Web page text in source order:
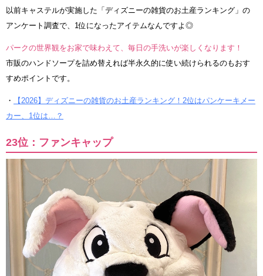
以前キャステルが実施した「ディズニーの雑貨のお土産ランキング」の
アンケート調査で、1位になったアイテムなんですよ◎
パークの世界観をお家で味わえて、毎日の手洗いが楽しくなります！
市販のハンドソープを詰め替えれば半永久的に使い続けられるのもおす
すめポイントです。
・
【2026】ディズニーの雑貨のお土産ランキング！2位はパンケーキメー
カー、1位は…？
23位：ファンキャップ